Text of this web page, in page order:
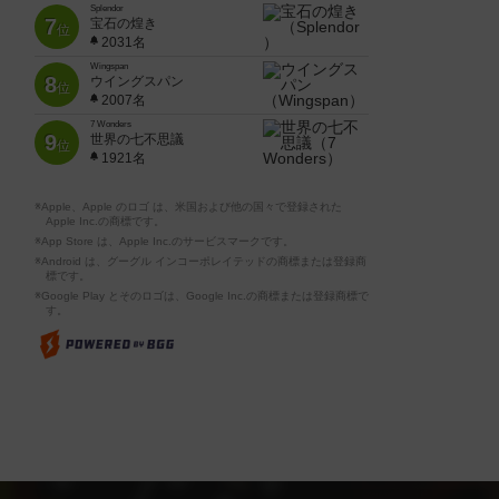
7位
Splendor
宝石の煌き
2031名
8位
Wingspan
ウイングスパン
2007名
9位
7 Wonders
世界の七不思議
1921名
※Apple、Apple のロゴ は、米国および他の国々で登録された
Apple Inc.の商標です。
※App Store は、Apple Inc.のサービスマークです。
※Android は、グーグル インコーポレイテッドの商標または登録商
標です。
※Google Play とそのロゴは、Google Inc.の商標または登録商標で
す。